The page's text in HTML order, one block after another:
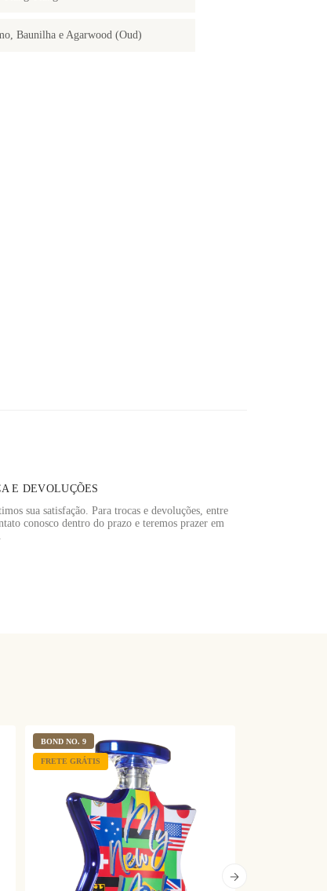
Baunilha e Agarwood (Oud)
E DEVOLUÇÕES
sua satisfação. Para trocas e devoluções, entre
conosco dentro do prazo e teremos prazer em
FRETE GRÁTIS
BOND NO. 9